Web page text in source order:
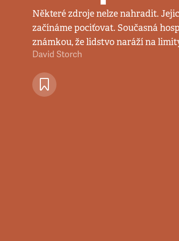
Některé zdroje nelze nahradit.
začínáme pociťovat. Současná
známkou, že lidstvo naráží na
David Storch